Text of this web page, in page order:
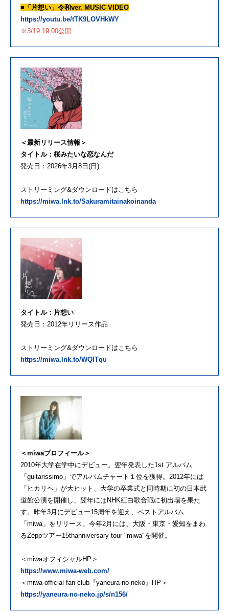
■「片想い」令和ver. MUSIC VIDEO
https://youtu.be/tTK9LOVHkWY
※3/19 19:00公開
＜最新リリース情報＞
タイトル：桜みたいな恋なんだ
発売日：2026年3月8日(日)
ストリーミング&ダウンロードはこちら
https://miwa.lnk.to/Sakuramitainakoinanda
タイトル：片想い
発売日：2012年リリース作品
ストリーミング&ダウンロードはこちら
https://miwa.lnk.to/WQlTqu
＜miwaプロフィール＞
2010年大学在学中にデビュー。翌年発表した1st アルバム
「guitarissimo」でアルバムチャート１位を獲得。2012年には
「ヒカリヘ」が大ヒット、大学の卒業式と同時期に初の日本武
道館公演を開催し、翌年にはNHK紅白歌合戦に初出場を果た
す。昨年3月にデビュー15周年を迎え、ベストアルバム
「miwa」をリリース。今年2月には、大阪・東京・愛知をまわ
るZeppツアー15thanniversary tour "miwa"を開催。
＜miwaオフィシャルHP＞
https://www.miwa-web.com/
＜miwa official fan club『yaneura-no-neko』HP＞
https://yaneura-no-neko.jp/s/n156/